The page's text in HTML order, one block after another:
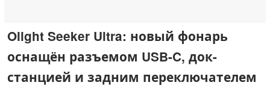
Olight Seeker Ultra: новый фонарь
оснащён разъемом USB-C, док-
станцией и задним переключателем